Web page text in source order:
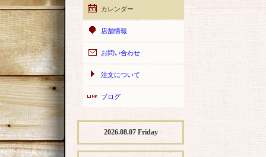
カレンダー
店舗情報
お問い合わせ
注文について
ブログ
2026.08.07 Friday